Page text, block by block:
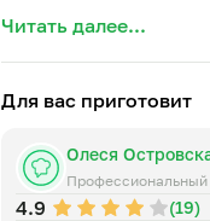
Читать далее...
Для вас приготовит
Олеся
Профессиональный
4.9 (19)